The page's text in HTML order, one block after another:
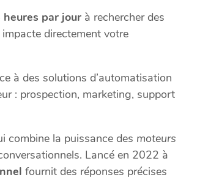
heures par jour à rechercher des
directement votre
à des solutions d’automatisation
: prospection, marketing, support
combine la puissance des moteurs
Lancé en 2022 à
fournit des réponses précises